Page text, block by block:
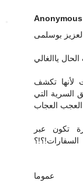
Anonymous
بوسلمى
ياالغالي
لأنها تكشف
السرية التي
العجب العجاب
تكون عبر
السفارات!؟!؟
عموما